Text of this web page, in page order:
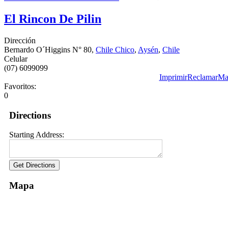
El Rincon De Pilin
Dirección
Bernardo O´Higgins N° 80, Chile Chico, Aysén, Chile
Celular
(07) 6099099
ImprimirReclamar
Favoritos:
0
Directions
Starting Address:
Mapa